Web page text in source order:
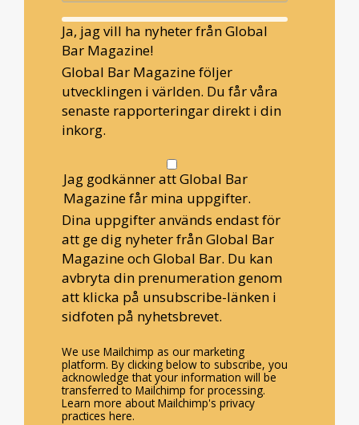
Ja, jag vill ha nyheter från Global
Bar Magazine!
Global Bar Magazine följer
utvecklingen i världen. Du får våra
senaste rapporteringar direkt i din
inkorg.
Jag godkänner att Global Bar
Magazine får mina uppgifter.
Dina uppgifter används endast för
att ge dig nyheter från Global Bar
Magazine och Global Bar. Du kan
avbryta din prenumeration genom
att klicka på unsubscribe-länken i
sidfoten på nyhetsbrevet.
We use Mailchimp as our marketing
platform. By clicking below to subscribe, you
acknowledge that your information will be
transferred to Mailchimp for processing.
Learn more about Mailchimp's privacy
practices here.